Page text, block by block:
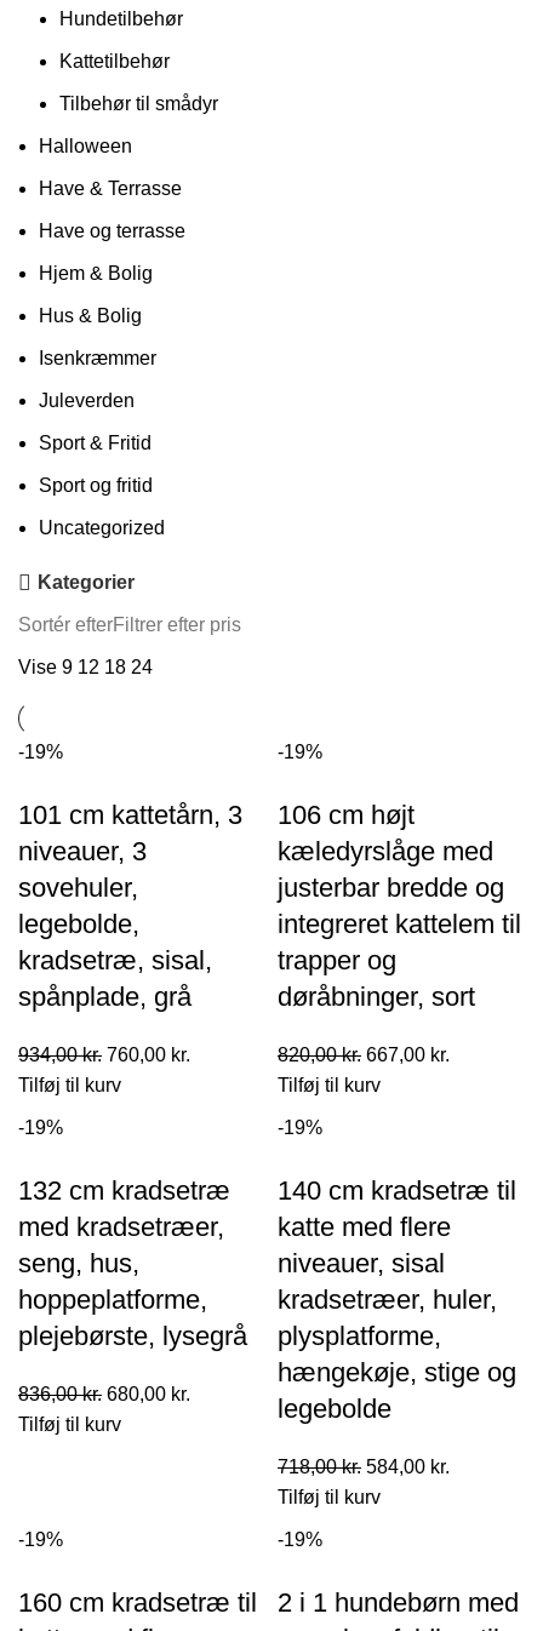
Hundetilbehør
Kattetilbehør
Tilbehør til smådyr
Halloween
Have & Terrasse
Have og terrasse
Hjem & Bolig
Hus & Bolig
Isenkræmmer
Juleverden
Sport & Fritid
Sport og fritid
Uncategorized
Kategorier
Sortér efterFiltrer efter pris
Vise 9 12 18 24
-19%
101 cm kattetårn, 3
niveauer, 3
sovehuler,
legebolde,
kradsetræ, sisal,
spånplade, grå
934,00kr. Den
oprindelige
760,00 kr.
Tilføj til kurv
-19%
106 cm højt
kæledyrslåge med
justerbar bredde og
integreret kattelem til
trapper og
døråbninger, sort
820,00kr. Den
oprindelige
667,00 kr.
Tilføj til kurv
-19%
132 cm kradsetræ
med kradsetræer,
seng, hus,
hoppeplatforme,
plejebørste, lysegrå
836,00kr. Den
oprindelige
680,00 kr.
Tilføj til kurv
-19%
140 cm kradsetræ til
katte med flere
niveauer, sisal
kradsetræer, huler,
plysplatforme,
hængekøje, stige og
legebolde
718,00kr. Den
oprindelige
584,00 kr.
Tilføj til kurv
-19%
160 cm kradsetræ til
-19%
2 i 1 hundebørn med